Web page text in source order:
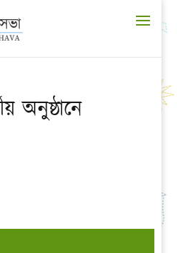
অনুষ্ঠানে